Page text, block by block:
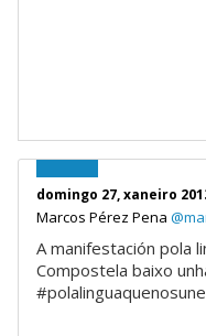
domingo 27, xaneiro
Marcos Pérez Pena
A manifestación pola
Compostela baixo
#polalinguaquenosune